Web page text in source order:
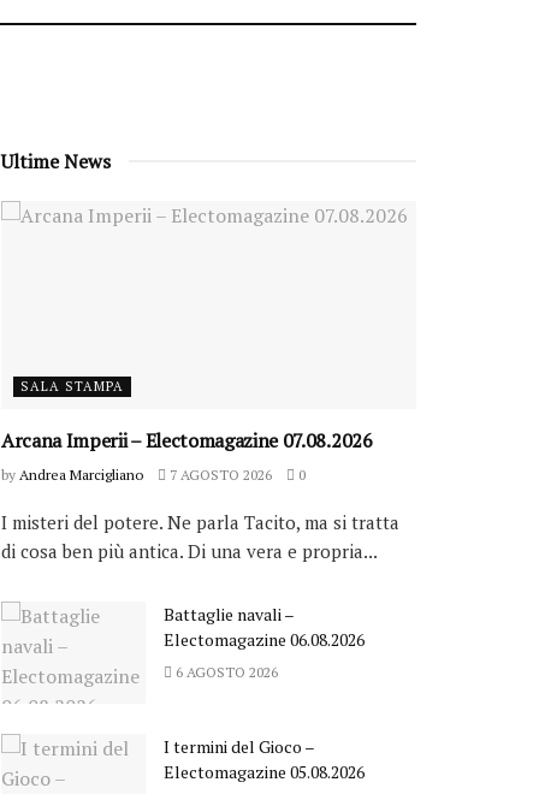
Ultime News
SALA STAMPA
Arcana Imperii – Electomagazine 07.08.2026
by Andrea Marcigliano 7 AGOSTO 2026 0
I misteri del potere. Ne parla Tacito, ma si tratta
di cosa ben più antica. Di una vera e propria...
Battaglie navali –
Electomagazine 06.08.2026
6 AGOSTO 2026
I termini del Gioco –
Electomagazine 05.08.2026